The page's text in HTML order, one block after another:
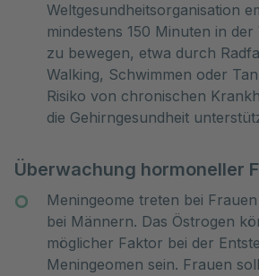
Weltgesundheitsorganisation
mindestens 150 Minuten in
zu bewegen, etwa durch
Walking, Schwimmen oder
Risiko von chronischen
die Gehirngesundheit
Überwachung hormoneller
Meningeome treten bei
bei Männern. Das Östrogen
möglicher Faktor bei der
Meningeomen sein. Frauen